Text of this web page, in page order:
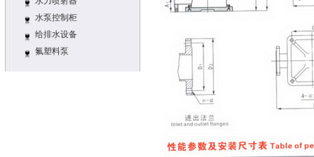
水泵控制柜
给排水设备
氟塑料泵